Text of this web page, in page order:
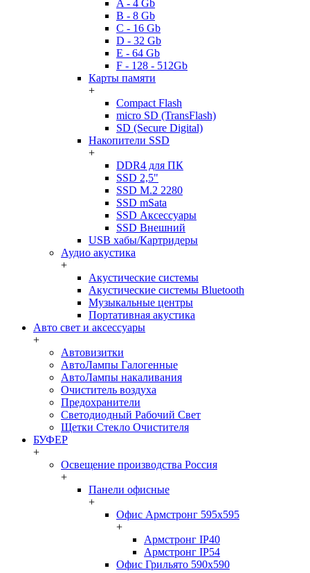
A - 4 Gb
B - 8 Gb
C - 16 Gb
D - 32 Gb
E - 64 Gb
F - 128 - 512Gb
Карты памяти
+
Compact Flash
micro SD (TransFlash)
SD (Secure Digital)
Накопители SSD
+
DDR4 для ПК
SSD 2,5"
SSD M.2 2280
SSD mSata
SSD Аксессуары
SSD Внешний
USB хабы/Картридеры
Аудио акустика
+
Акустические системы
Акустические системы Bluetooth
Музыкальные центры
Портативная акустика
Авто свет и аксессуары
+
Автовизитки
АвтоЛампы Галогенные
АвтоЛампы накаливания
Очиститель воздуха
Предохранители
Светодиодный Рабочий Свет
Щетки Стекло Очистителя
БУФЕР
+
Освещение производства Россия
+
Панели офисные
+
Офис Армстронг 595x595
+
Армстронг IP40
Армстронг IP54
Офис Грильято 590x590